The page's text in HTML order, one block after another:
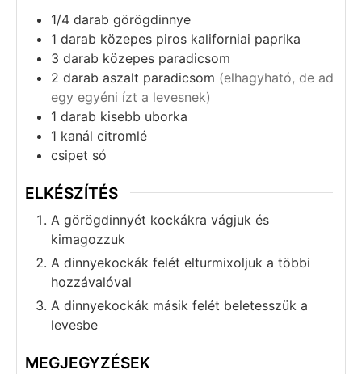
1/4 darab görögdinnye
1 darab közepes piros kaliforniai paprika
3 darab közepes paradicsom
2 darab aszalt paradicsom (elhagyható, de ad
egy egyéni ízt a levesnek)
1 darab kisebb uborka
1 kanál citromlé
csipet só
ELKÉSZÍTÉS
A görögdinnyét kockákra vágjuk és
kimagozzuk
A dinnyekockák felét elturmixoljuk a többi
hozzávalóval
A dinnyekockák másik felét beletesszük a
levesbe
MEGJEGYZÉSEK